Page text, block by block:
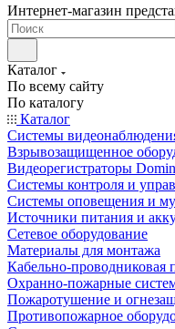
Интернет-магазин
Каталог
По всему сайту
По каталогу
Каталог
Системы
Взрывозащищенное
Видеорегистраторы
Системы контроля и
Системы оповещения и
Источники питания и
Сетевое оборудование
Материалы для монтажа
Кабельно-проводниковая
Охранно-пожарные
Пожаротушение и
Противопожарное